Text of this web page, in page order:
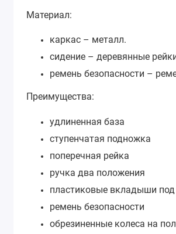
Материал:
каркас – металл.
сидение – деревянные
ремень безопасности –
Преимущества:
удлиненная база
ступенчатая подножка
поперечная рейка
ручка два положения
пластиковые вкладыши под
ремень безопасности
обрезиненные колеса на